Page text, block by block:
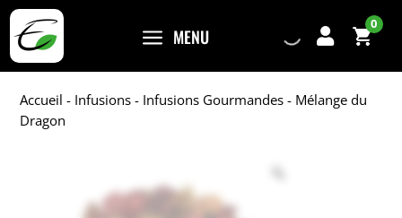
a MENU 
0
Accueil - Infusions - Infusions Gourmandes - Mélange du
Dragon